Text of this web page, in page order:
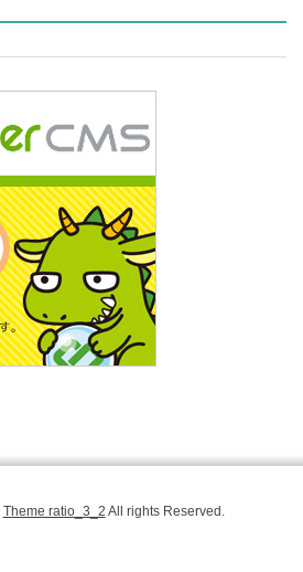
Theme ratio_3_2 All rights Reserved.